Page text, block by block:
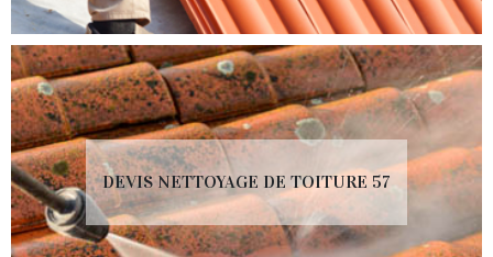
DEVIS NETTOYAGE DE TOITURE 57